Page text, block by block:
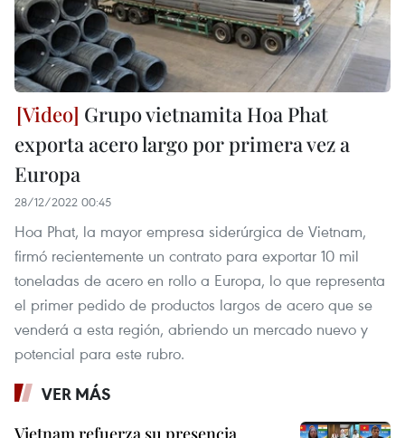
Grupo vietnamita Hoa Phat
exporta acero largo por primera vez a
Europa
28/12/2022 00:45
Hoa Phat, la mayor empresa siderúrgica de Vietnam,
firmó recientemente un contrato para exportar 10 mil
toneladas de acero en rollo a Europa, lo que representa
el primer pedido de productos largos de acero que se
venderá a esta región, abriendo un mercado nuevo y
potencial para este rubro.
VER MÁS
Vietnam refuerza su presencia